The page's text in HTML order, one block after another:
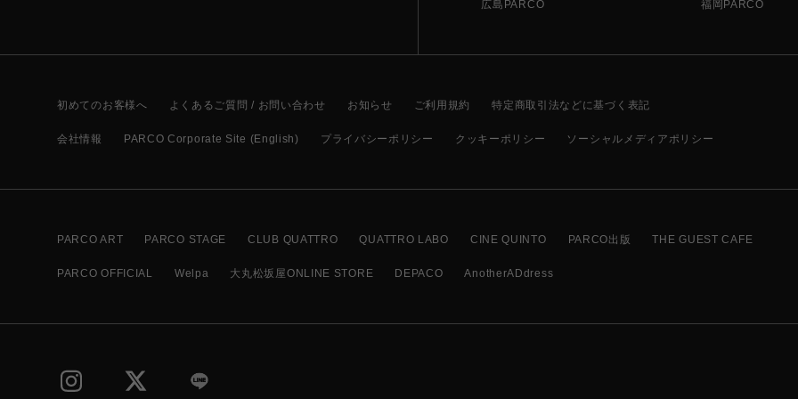
広島PARCO
福岡PARCO
初めてのお客様へ よくあるご質問 / お問い合わせ お知らせ ご利用規約 特定商取引法などに基づく表記
会社情報 PARCO Corporate Site (English) プライバシーポリシー クッキーポリシー ソーシャルメディアポリシー
PARCO ART PARCO STAGE CLUB QUATTRO QUATTRO LABO CINE QUINTO PARCO出版 THE GUEST CAFE
PARCO OFFICIAL Welpa 大丸松坂屋ONLINE STORE DEPACO AnotherADdress